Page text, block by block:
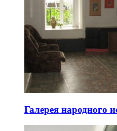
Галерея народного